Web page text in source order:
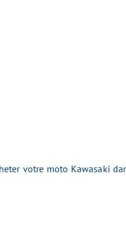
votre moto Kawasaki